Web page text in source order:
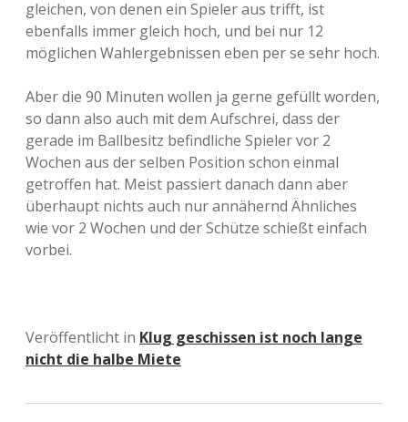
gleichen, von denen ein Spieler aus trifft, ist
ebenfalls immer gleich hoch, und bei nur 12
möglichen Wahlergebnissen eben per se sehr hoch.
Aber die 90 Minuten wollen ja gerne gefüllt worden,
so dann also auch mit dem Aufschrei, dass der
gerade im Ballbesitz befindliche Spieler vor 2
Wochen aus der selben Position schon einmal
getroffen hat. Meist passiert danach dann aber
überhaupt nichts auch nur annähernd Ähnliches
wie vor 2 Wochen und der Schütze schießt einfach
vorbei.
Veröffentlicht in Klug geschissen ist noch lange
nicht die halbe Miete